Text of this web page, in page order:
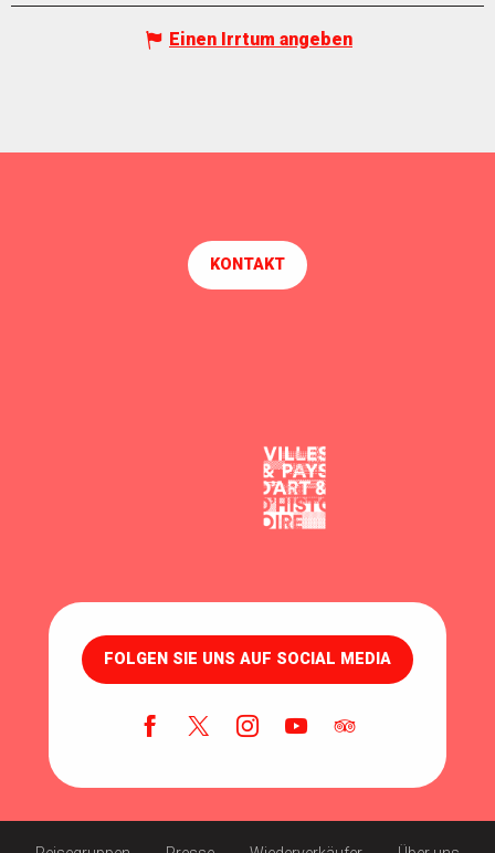
Einen Irrtum angeben
KONTAKT
FOLGEN SIE UNS AUF SOCIAL MEDIA